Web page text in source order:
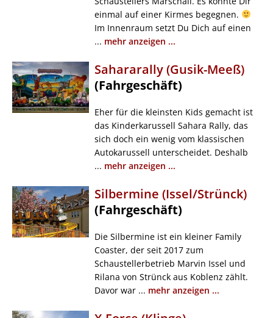
einmal auf einer Kirmes begegnen.
Im Innenraum setzt Du Dich auf einen
... mehr anzeigen ...
Sahararally (Gusik-Meeß)
(Fahrgeschäft)
Eher für die kleinsten Kids gemacht ist
das Kinderkarussell Sahara Rally, das
sich doch ein wenig vom klassischen
Autokarussell unterscheidet. Deshalb
... mehr anzeigen ...
Silbermine (Issel/Strünck)
(Fahrgeschäft)
Die Silbermine ist ein kleiner Family
Coaster, der seit 2017 zum
Schaustellerbetrieb Marvin Issel und
Rilana von Strünck aus Koblenz zählt.
Davor war ... mehr anzeigen ...